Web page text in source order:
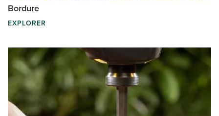
Bordure
EXPLORER